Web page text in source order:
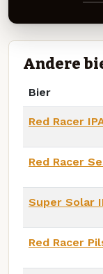
Andere
Bier
Red Racer
Red Racer
Super Solar
Red Racer